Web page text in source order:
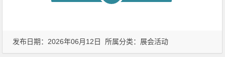
发布日期：2026年06月12日 所属分类： 展会活动